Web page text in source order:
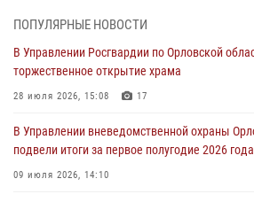
предоставлении госуслуг
Росгвардейцы обеспечили безопасность во
Дня ВДВ
В Орле росгвардейцы приняли участие в
участке
ПОПУЛЯРНЫЕ НОВОСТИ
В Управлении Росгвардии по Орловской
торжественное открытие храма
28 июля 2026, 15:08 17
В Управлении вневедомственной охраны
подвели итоги за первое полугодие 2026 года
09 июля 2026, 14:10